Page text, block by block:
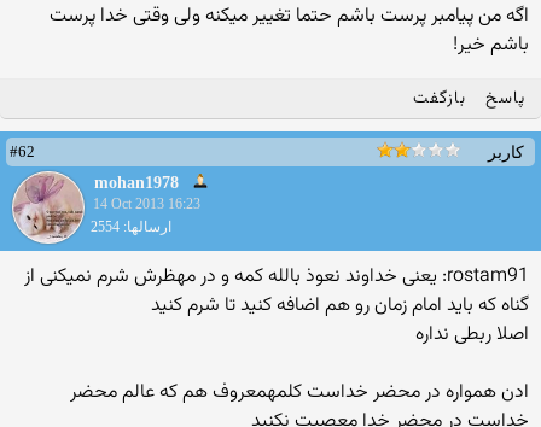
اگه من پیامبر پرست باشم حتما تغییر میکنه ولی وقتی خدا پرست
باشم خیر!
پاسخ بازگفت
کاربر
#62
mohan1978
14 Oct 2013 16:23
ارسالها: 2554
rostam91: یعنی خداوند نعوذ بالله کمه و در مهظرش شرم نمیکنی از
گناه که باید امام زمان رو هم اضافه کنید تا شرم کنید
اصلا ربطی نداره
ادن همواره در محضر خداست کلمهمعروف هم که عالم محضر